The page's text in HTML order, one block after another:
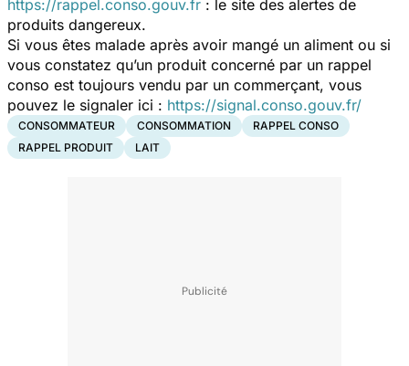
https://rappel.conso.gouv.fr : le site des alertes de
produits dangereux.
Si vous êtes malade après avoir mangé un aliment ou si
vous constatez qu’un produit concerné par un rappel
conso est toujours vendu par un commerçant, vous
pouvez le signaler ici : https://signal.conso.gouv.fr/
CONSOMMATEUR CONSOMMATION
RAPPEL CONSO
RAPPEL PRODUIT
LAIT